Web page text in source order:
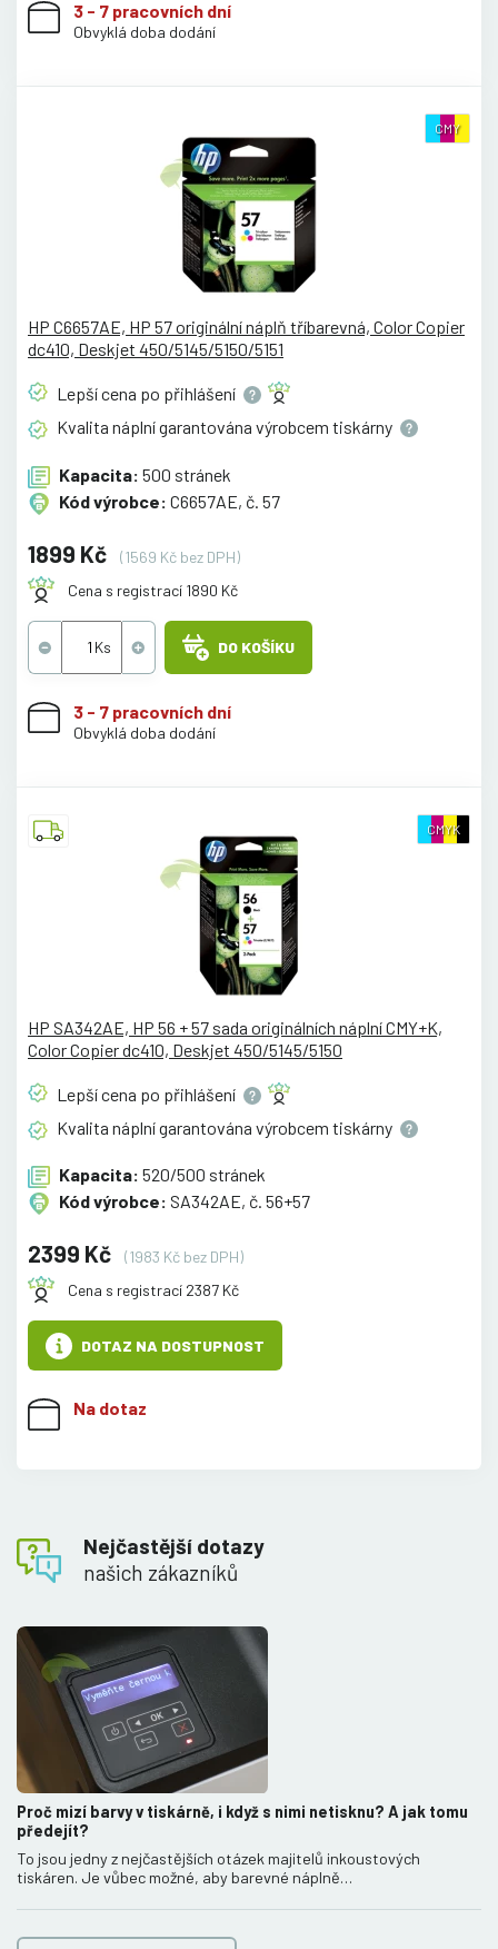
3 - 7 pracovních dní
Obvyklá doba dodání
CMY
HP C6657AE, HP 57 originální náplň tříbarevná, Color Copier
dc410, Deskjet 450/5145/5150/5151
Lepší cena po přihlášení
Kvalita náplní garantována výrobcem tiskárny
Kapacita: 500 stránek
Kód výrobce: C6657AE, č. 57
1899 Kč
(1569 Kč bez DPH)
Cena s registrací 1890 Kč
DO KOŠÍKU
3 - 7 pracovních dní
Obvyklá doba dodání
CMYK
HP SA342AE, HP 56 + 57 sada originálních náplní CMY+K,
Color Copier dc410, Deskjet 450/5145/5150
Lepší cena po přihlášení
Kvalita náplní garantována výrobcem tiskárny
Kapacita: 520/500 stránek
Kód výrobce: SA342AE, č. 56+57
2399 Kč
(1983 Kč bez DPH)
Cena s registrací 2387 Kč
DOTAZ NA DOSTUPNOST
Na dotaz
Nejčastější dotazy
našich zákazníků
Proč mizí barvy v tiskárně, i když s nimi netisknu? A jak tomu
předejít?
To jsou jedny z nejčastějších otázek majitelů inkoustových
tiskáren. Je vůbec možné, aby barevné náplně…